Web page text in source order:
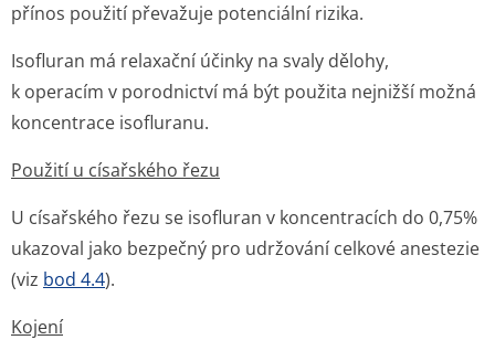
přínos použití převažuje potenciální rizika.
Isofluran má relaxační účinky na svaly dělohy,
k operacím v porodnictví má být použita nejnižší možná
koncentrace isofluranu.
Použití u císařského řezu
U císařského řezu se isofluran v koncentracích do 0,75%
ukazoval jako bezpečný pro udržování celkové anestezie
(viz bod 4.4).
Kojení